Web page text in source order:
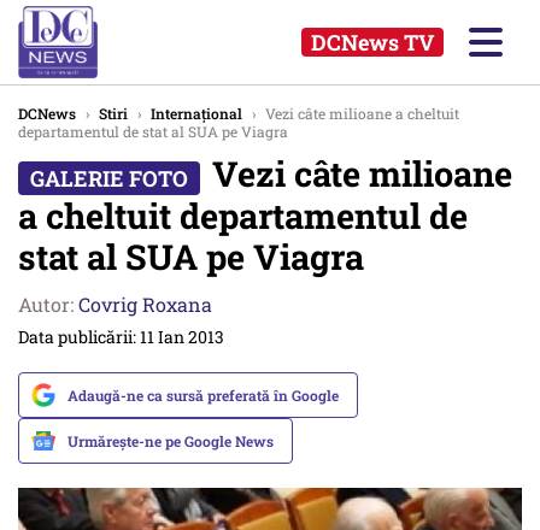
DCNews TV
DCNews › Stiri › Internațional › Vezi câte milioane a cheltuit
departamentul de stat al SUA pe Viagra
Vezi câte milioane
a cheltuit departamentul de
stat al SUA pe Viagra
Autor:Covrig Roxana
Data publicării: 11 Ian 2013
Adaugă-ne ca sursă preferată în Google
Urmărește-ne pe Google News